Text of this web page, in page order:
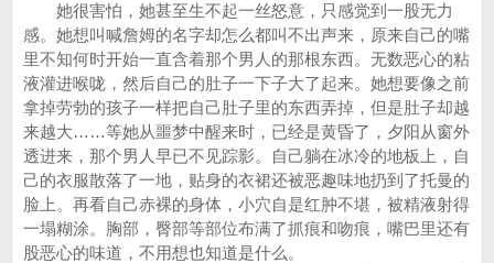
她很害怕，她甚至生不起一丝怒意，只感觉到一股无力
感。她想叫喊詹姆的名字却怎么都叫不出声来，原来自己的嘴
里不知何时开始一直含着那个男人的那根东西。无数恶心的粘
液灌进喉咙，然后自己的肚子一下子大了起来。她想要像之前
拿掉劳勃的孩子一样把自己肚子里的东西弄掉，但是肚子却越
来越大……等她从噩梦中醒来时，已经是黄昏了，夕阳从窗外
透进来，那个男人早已不见踪影。自己躺在冰冷的地板上，自
己的衣服散落了一地，贴身的衣裙还被恶趣味地扔到了托曼的
脸上。再看自己赤裸的身体，小穴自是红肿不堪，被精液射得
一塌糊涂。胸部，臀部等部位布满了抓痕和吻痕，嘴巴里还有
股恶心的味道，不用想也知道是什么。